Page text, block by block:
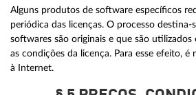
Alguns produtos de software específicos
periódica das licenças. O processo destina-
softwares são originais e que são
as condições da licença. Para esse efeito, é
à Internet.